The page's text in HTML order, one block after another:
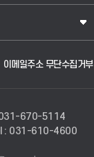
이메일주소 무단수집거부
670-5114
: 031-610-4600